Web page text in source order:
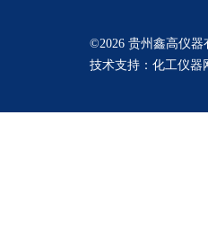
©2026 贵州鑫高仪器
技术支持： 化工仪器